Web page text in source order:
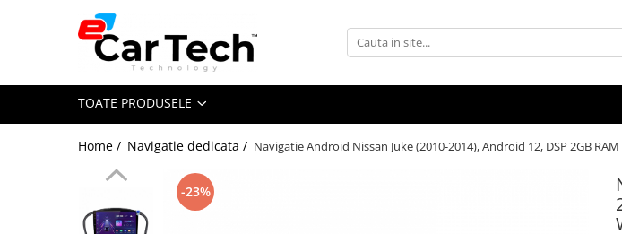
Toate Produsele
Navigatie dedicata
Navigatii Volkswagen
Navigatii Skoda
TOATE PRODUSELE
Home / Navigatie dedicata / Navigatie Android Nissan Juke (2010-2014), Android 12, DSP 2GB
-23%